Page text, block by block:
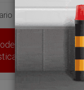
está siendo más
seguir leyendo
en España.